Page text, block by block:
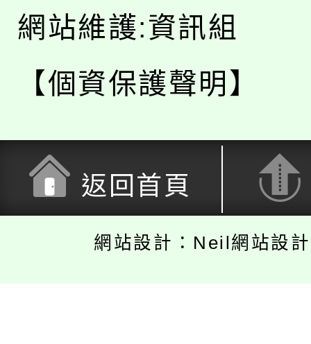
網站維護:資訊組
【個資保護聲明】
返回首頁
網站設計：Neil網站設